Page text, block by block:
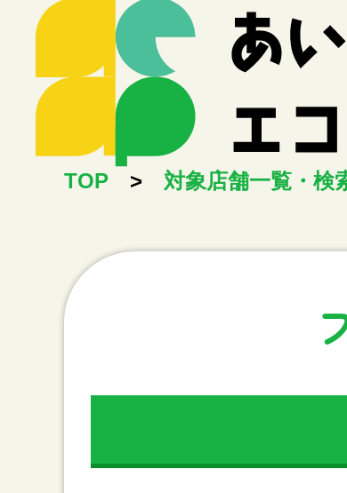
TOP > 対象店舗一覧・検